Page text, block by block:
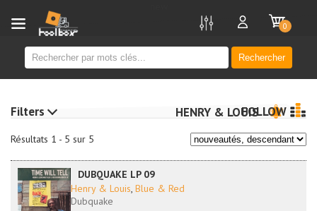
Rechercher
0
Résultats 1 - 5 sur 5
HENRY & LOUISFOLLOW
DUBQUAKE LP 09
Henry & Louis, Blue & Red
Dubquake
Filters